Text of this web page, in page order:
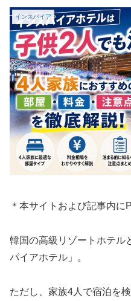
インスパイア
＊本サイトおよび記事内に
韓国の高級リゾートホテル
パイアホテル」。
ただし、家族4人で宿泊を